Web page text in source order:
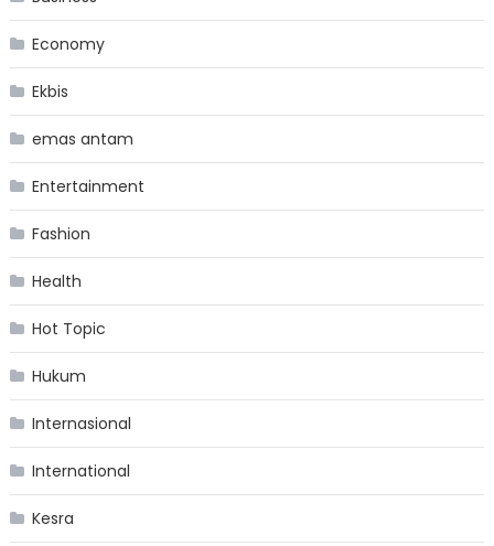
Economy
Ekbis
emas antam
Entertainment
Fashion
Health
Hot Topic
Hukum
Internasional
International
Kesra